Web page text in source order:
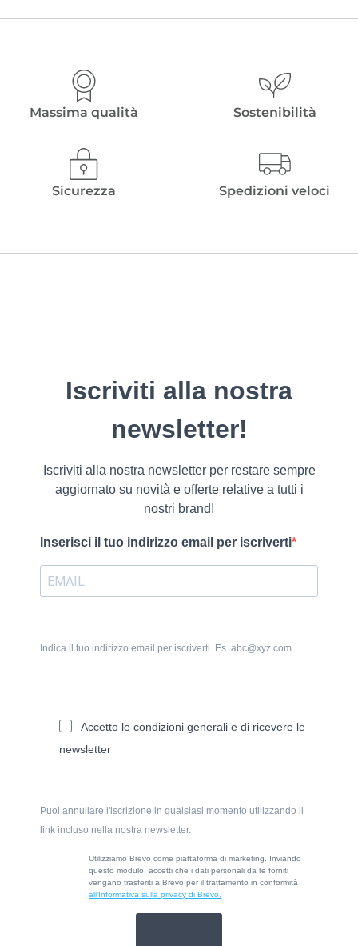
Massima qualità Sostenibilità
Sicurezza Spedizioni veloci
Iscriviti alla nostra
newsletter!
Iscriviti alla nostra newsletter per restare sempre
aggiornato su novità e offerte relative a tutti i
nostri brand!
Inserisci il tuo indirizzo email per iscriverti
Indica il tuo indirizzo email per iscriverti. Es. abc@xyz.com
Accetto le condizioni generali e di ricevere le
newsletter
Puoi annullare l'iscrizione in qualsiasi momento utilizzando il
link incluso nella nostra newsletter.
Utilizziamo Brevo come piattaforma di marketing. Inviando
questo modulo, accetti che i dati personali da te forniti
vengano trasferiti a Brevo per il trattamento in conformità
all’Informativa sulla privacy di Brevo.